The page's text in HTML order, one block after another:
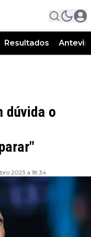
Resultados
dúvida o
2023 a 18:34